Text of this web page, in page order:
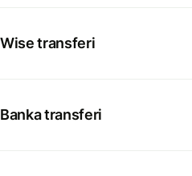
Wise transferi
Banka transferi